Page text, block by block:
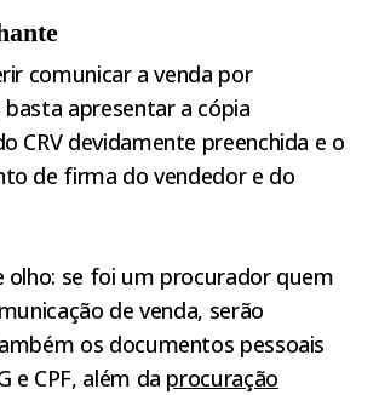
comunicar a venda por
basta apresentar a cópia
CRV devidamente preenchida e o
de firma do vendedor e do
olho: se foi um procurador quem
de venda, serão
os documentos pessoais
e CPF, além da procuração